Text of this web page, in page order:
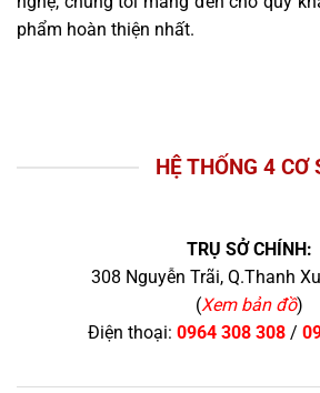
phẩm hoàn thiện nhất.
HỆ THỐNG 4 CƠ
TRỤ SỞ CHÍNH:
308 Nguyễn Trãi, Q.Thanh
(Xem bản đồ)
Điện thoại: 0964 308 308/